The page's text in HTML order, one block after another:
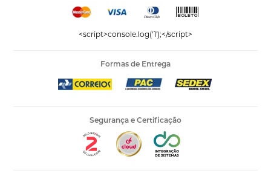
<script>console.log('1');</script>
Formas de Entrega
Segurança e Certificação